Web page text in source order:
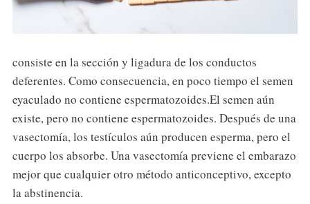
consiste en la sección y ligadura de los conductos
deferentes. Como consecuencia, en poco tiempo el semen
eyaculado no contiene espermatozoides.El semen aún
existe, pero no contiene espermatozoides. Después de una
vasectomía, los testículos aún producen esperma, pero el
cuerpo los absorbe. Una vasectomía previene el embarazo
mejor que cualquier otro método anticonceptivo, excepto
la abstinencia.